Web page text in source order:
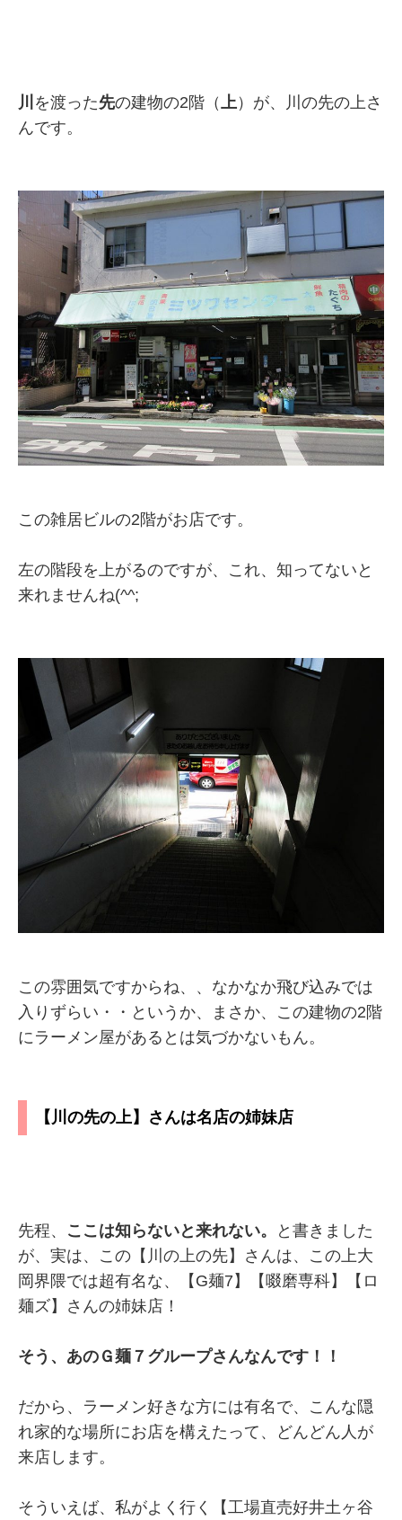
川 を渡った先の建物の2階（ 上 ）が、川の先の上さ
んです。
この雑居ビルの2階がお店です。
左の階段を上がるのですが、これ、知ってないと
来れませんね(^^;
この雰囲気ですからね、、なかなか飛び込みでは
入りずらい・・というか、まさか、この建物の2階
にラーメン屋があるとは気づかないもん。
【川の先の上】さんは名店の姉妹店
先程、 ここは知らないと来れない。
と書きました
が、実は、この【川の上の先】さんは、この上大
岡界隈では超有名な、【G麺7】【啜磨専科】【ロ
麺ズ】さんの姉妹店！
そう、あのＧ麺７グループさんなんです！！
だから、ラーメン好きな方には有名で、こんな隠
れ家的な場所にお店を構えたって、どんどん人が
来店します。
そういえば、私がよく行く【工場直売好井土ヶ谷